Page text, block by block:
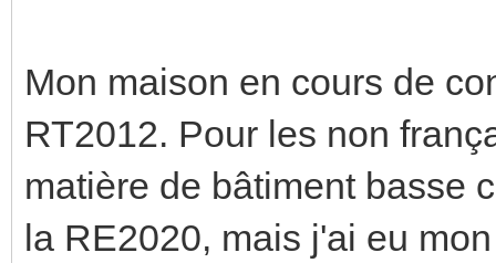
Mon maison en cours de
RT2012. Pour les non
matière de bâtiment basse
la RE2020, mais j'ai eu